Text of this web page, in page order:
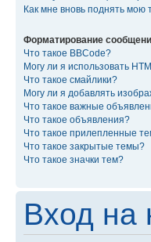
Как мне вновь поднять мою
Форматирование
Что такое BBCode?
Могу ли я использовать
Что такое смайлики?
Могу ли я добавлять
Что такое важные
Что такое объявления?
Что такое прилепленные
Что такое закрытые темы?
Что такое значки тем?
Вход на